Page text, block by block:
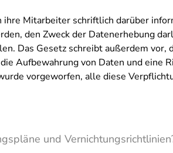
ihre Mitarbeiter schriftlich darüber
den Zweck der Datenerhebung
Das Gesetz schreibt außerdem vor,
Aufbewahrung von Daten und eine
vorgeworfen, alle diese
und